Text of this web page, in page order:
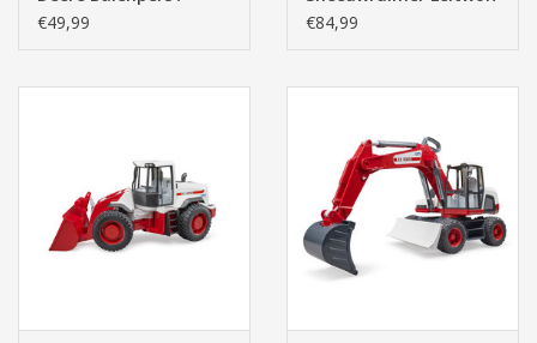
Wikkel Combinatie
€49,99
(1:16)
€84,99